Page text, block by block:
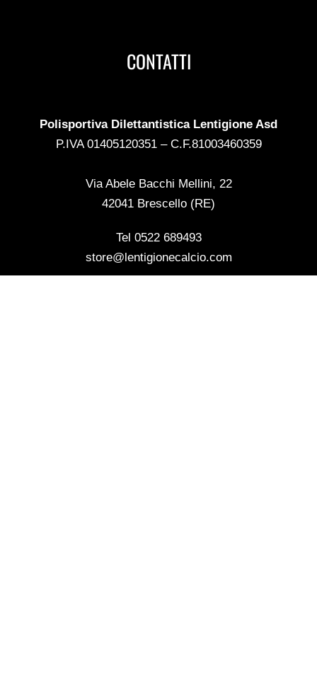
CONTATTI
Polisportiva Dilettantistica Lentigione Asd
P.IVA 01405120351 – C.F.81003460359
Via Abele Bacchi Mellini, 22
42041 Brescello (RE)
Tel 0522 689493
store@lentigionecalcio.com